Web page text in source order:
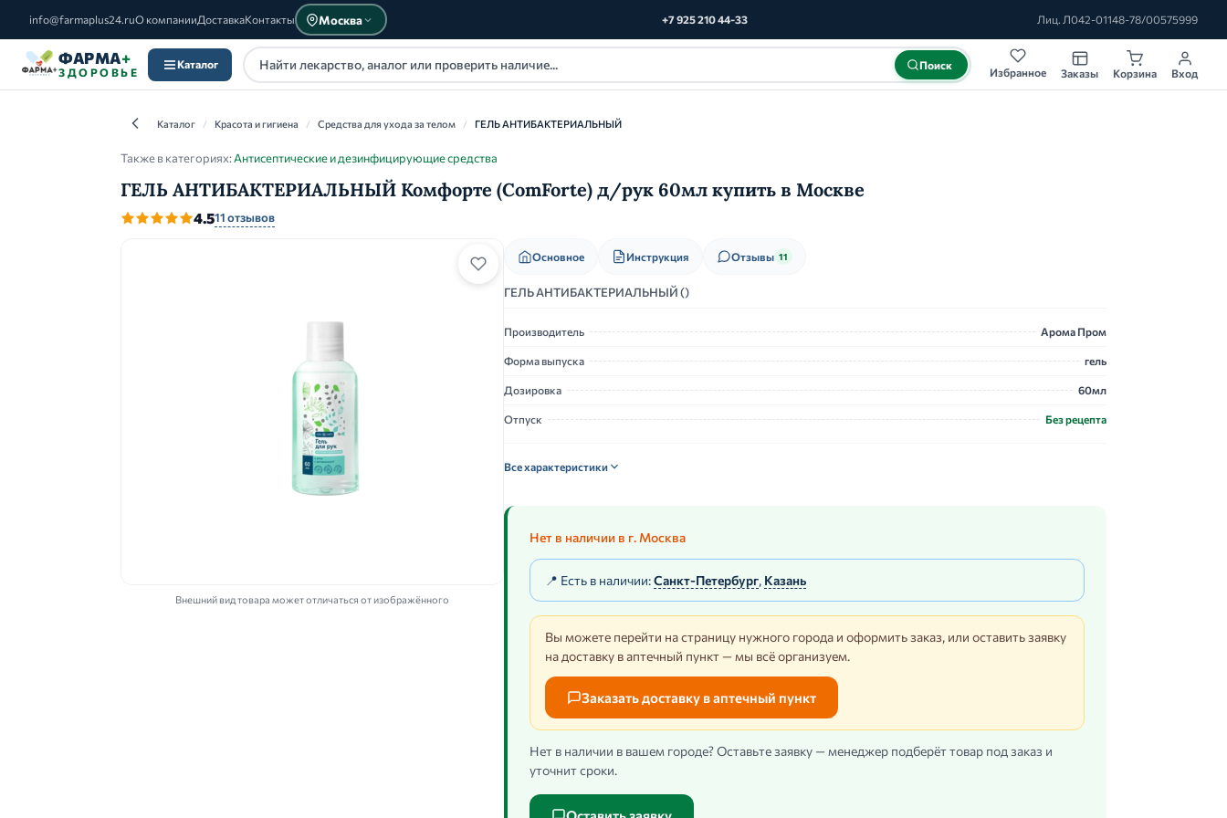
info@farmaplus24.ruО компанииДоставкаКонтакты Москва +7 925 210 44-33 Лиц. Л042-01148-78/00575999
ФАРМА+
ЗДОРОВЬЕ
Каталог Поиск
Избранное Заказы Корзина Вход
Каталог / Красота и гигиена / Средства для ухода за телом / ГЕЛЬ АНТИБАКТЕРИАЛЬНЫЙ
Также в категориях:Антисептические и дезинфицирующие средства
ГЕЛЬ АНТИБАКТЕРИАЛЬНЫЙ Комфорте (ComForte) д/рук 60мл купить в Москве
4.511 отзывов
Внешний вид товара может отличаться от изображённого
Основное Инструкция Отзывы 11
ГЕЛЬ АНТИБАКТЕРИАЛЬНЫЙ ()
Производитель Арома Пром
Форма выпуска гель
Дозировка 60мл
Отпуск Без рецепта
Все характеристики
Нет в наличии в г. Москва
📍 Есть в наличии:Санкт-Петербург, Казань
Вы можете перейти на страницу нужного города и оформить заказ, или оставить заявку
на доставку в аптечный пункт — мы всё организуем.
Заказать доставку в аптечный пункт
Нет в наличии в вашем городе? Оставьте заявку — менеджер подберёт товар под заказ и
уточнит сроки.